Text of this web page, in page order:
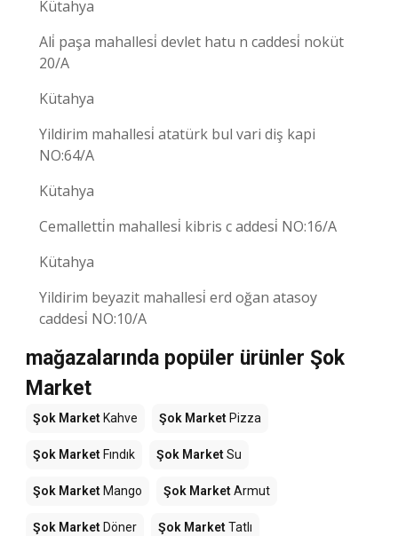
Kütahya
Ali̇ paşa mahallesi̇ devlet hatu n caddesi̇ noküt
20/A
Kütahya
Yildirim mahallesi̇ atatürk bul vari diş kapi
NO:64/A
Kütahya
Cemalletti̇n mahallesi̇ kibris c addesi̇ NO:16/A
Kütahya
Yildirim beyazit mahallesi̇ erd oğan atasoy
caddesi̇ NO:10/A
mağazalarında popüler ürünler Şok
Market
Şok Market Kahve Şok Market Pizza
Şok Market Fındık Şok MarketSu
Şok Market Mango Şok MarketArmut
Şok Market Döner Şok MarketTatlı